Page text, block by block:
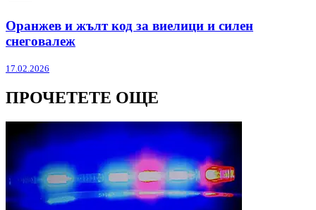
Оранжев и жълт код за виелици и силен
снеговалеж
17.02.2026
ПРОЧЕТЕТЕ ОЩЕ